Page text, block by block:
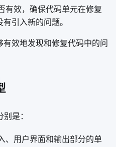
有效，确保代码单元在修复
引入新的问题。
效地发现和修复代码中的问
是：
、用户界面和输出部分的单